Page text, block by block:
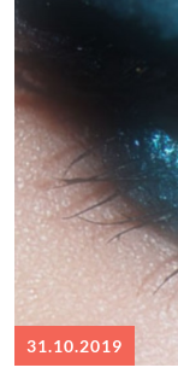
31.10.2019